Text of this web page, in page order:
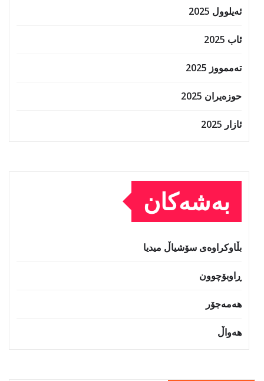
ئەیلوول 2025
ئاب 2025
تەممووز 2025
حوزه‌یران 2025
ئازار 2025
بەشەکان
بڵاوکراوەی سۆشیاڵ میدیا
ڕاوبۆچوون
هەمەجۆر
هەواڵ